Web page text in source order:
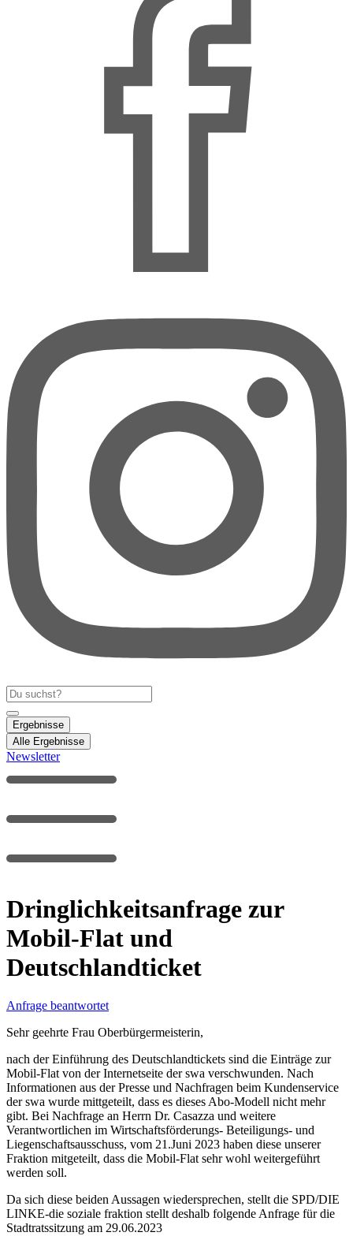
Search
...
Ergebnisse
Alle Ergebnisse
Newsletter
Dringlichkeitsanfrage zur
Mobil-Flat und
Deutschlandticket
Anfrage beantwortet
Sehr geehrte Frau Oberbürgermeisterin,
nach der Einführung des Deutschlandtickets sind die Einträge zur
Mobil-Flat von der Internetseite der swa verschwunden. Nach
Informationen aus der Presse und Nachfragen beim Kundenservice
der swa wurde mittgeteilt, dass es dieses Abo-Modell nicht mehr
gibt. Bei Nachfrage an Herrn Dr. Casazza und weitere
Verantwortlichen im Wirtschaftsförderungs- Beteiligungs- und
Liegenschaftsausschuss, vom 21.Juni 2023 haben diese unserer
Fraktion mitgeteilt, dass die Mobil-Flat sehr wohl weitergeführt
werden soll.
Da sich diese beiden Aussagen wiedersprechen, stellt die SPD/DIE
LINKE-die soziale fraktion stellt deshalb folgende Anfrage für die
Stadtratssitzung am 29.06.2023